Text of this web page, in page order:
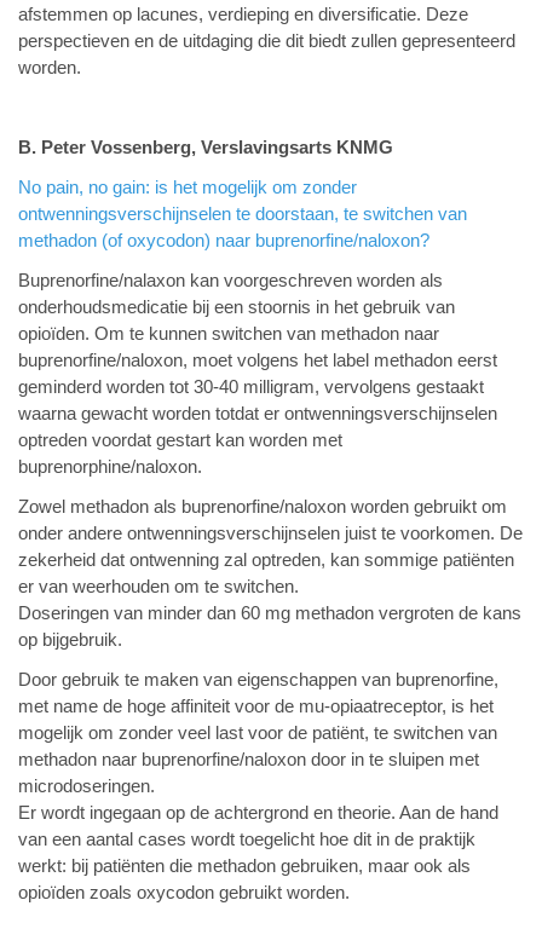
afstemmen op lacunes, verdieping en diversificatie. Deze
perspectieven en de uitdaging die dit biedt zullen gepresenteerd
worden.
B. Peter Vossenberg, Verslavingsarts KNMG
No pain, no gain: is het mogelijk om zonder
ontwenningsverschijnselen te doorstaan, te switchen van
methadon (of oxycodon) naar buprenorfine/naloxon?
Buprenorfine/nalaxon kan voorgeschreven worden als
onderhoudsmedicatie bij een stoornis in het gebruik van
opioïden. Om te kunnen switchen van methadon naar
buprenorfine/naloxon, moet volgens het label methadon eerst
geminderd worden tot 30-40 milligram, vervolgens gestaakt
waarna gewacht worden totdat er ontwenningsverschijnselen
optreden voordat gestart kan worden met
buprenorphine/naloxon.
Zowel methadon als buprenorfine/naloxon worden gebruikt om
onder andere ontwenningsverschijnselen juist te voorkomen. De
zekerheid dat ontwenning zal optreden, kan sommige patiënten
er van weerhouden om te switchen.
Doseringen van minder dan 60 mg methadon vergroten de kans
op bijgebruik.
Door gebruik te maken van eigenschappen van buprenorfine,
met name de hoge affiniteit voor de mu-opiaatreceptor, is het
mogelijk om zonder veel last voor de patiënt, te switchen van
methadon naar buprenorfine/naloxon door in te sluipen met
microdoseringen.
Er wordt ingegaan op de achtergrond en theorie. Aan de hand
van een aantal cases wordt toegelicht hoe dit in de praktijk
werkt: bij patiënten die methadon gebruiken, maar ook als
opioïden zoals oxycodon gebruikt worden.